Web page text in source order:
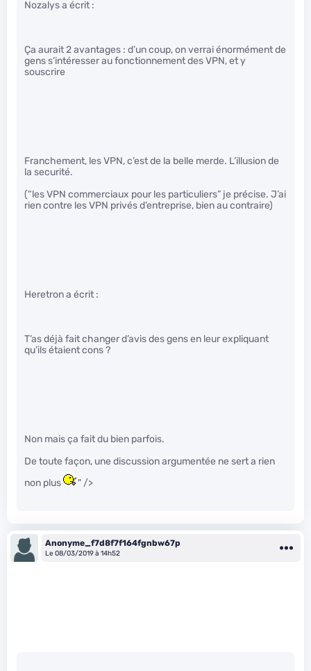
Nozalys a écrit :
Ça aurait 2 avantages : d’un coup, on verrai énormément de
gens s’intéresser au fonctionnement des VPN, et y
souscrire
Franchement, les VPN, c’est de la belle merde. L’illusion de
la securité.
(“les VPN commerciaux pour les particuliers” je précise. J’ai
rien contre les VPN privés d’entreprise, bien au contraire)
Heretron a écrit :
T’as déjà fait changer d’avis des gens en leur expliquant
qu’ils étaient cons ?
Non mais ça fait du bien parfois.
De toute façon, une discussion argumentée ne sert a rien
non plus
" />
Anonyme_f7d8f7f164fgnbw67p
Le 08/03/2019 à 14h52